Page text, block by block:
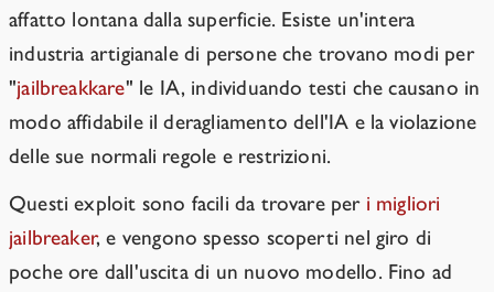
affatto lontana dalla superficie. Esiste un'intera
industria artigianale di persone che trovano modi per
"jailbreakkare" le IA, individuando testi che causano in
modo affidabile il deragliamento dell'IA e la violazione
delle sue normali regole e restrizioni.
Questi exploit sono facili da trovare per i migliori
jailbreaker, e vengono spesso scoperti nel giro di
poche ore dall'uscita di un nuovo modello. Fino ad